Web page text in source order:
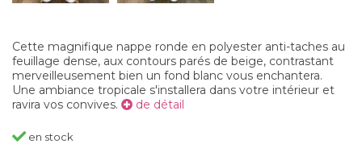
Cette magnifique nappe ronde en polyester anti-taches au
feuillage dense, aux contours parés de beige, contrastant
merveilleusement bien un fond blanc vous enchantera.
Une ambiance tropicale s'installera dans votre intérieur et
ravira vos convives.
de détail
en stock